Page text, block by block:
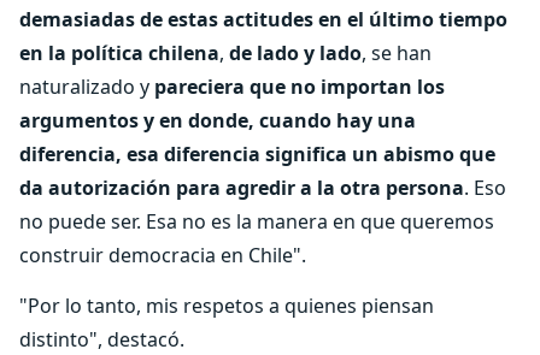
demasiadas de estas actitudes en el último tiempo
en la política chilena, de lado y lado, se han
naturalizado y pareciera que no importan los
argumentos y en donde, cuando hay una
diferencia, esa diferencia significa un abismo que
da autorización para agredir a la otra persona. Eso
no puede ser. Esa no es la manera en que queremos
construir democracia en Chile".
"Por lo tanto, mis respetos a quienes piensan
distinto", destacó.